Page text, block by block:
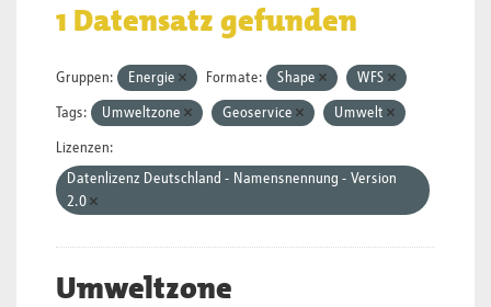
1 Datensatz gefunden
Gruppen: Energie Formate: Shape WFS
Tags: Umweltzone Geoservice Umwelt
Lizenzen:
Datenlizenz Deutschland - Namensnennung - Version
2.0
Umweltzone